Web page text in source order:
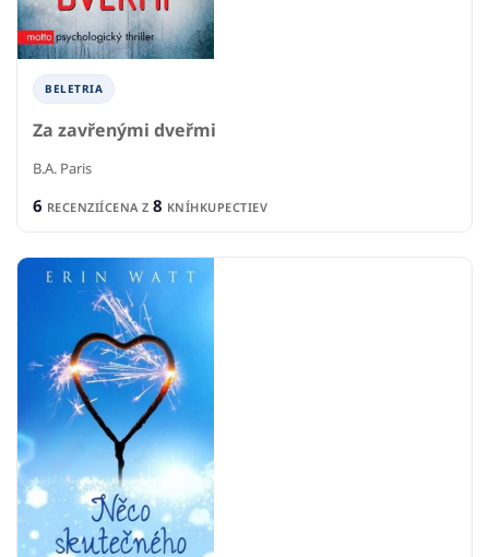
BELETRIA
Za zavřenými dveřmi
B.A. Paris
6 RECENZIÍCENA Z 8 KNÍHKUPECTIEV